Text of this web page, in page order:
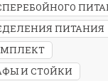
ПИТАНИЯ
И СТОЙКИ